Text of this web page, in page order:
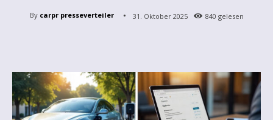
By carpr presseverteiler 31. Oktober 2025 840 gelesen